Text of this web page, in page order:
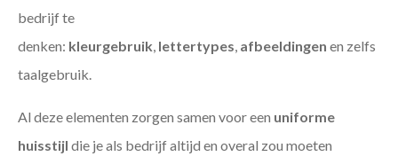
bedrijf te
denken: kleurgebruik, lettertypes, afbeeldingen en zelfs
taalgebruik.
Al deze elementen zorgen samen voor een uniforme
huisstijl die je als bedrijf altijd en overal zou moeten